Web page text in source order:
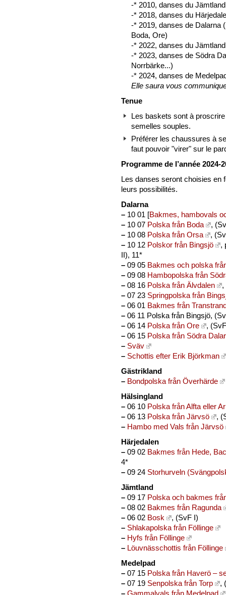
-* 2010, danses du
-* 2018, danses du
-* 2019, danses de Dalarna
Boda, Ore)
-* 2022, danses du
-* 2023, danses de Södra
Norrbärke...)
-* 2024, danses de
Elle saura vous
Tenue
Les baskets sont à
semelles souples.
Préférer les chaussures à
faut pouvoir "virer" sur le
Programme de l’année 2024-
Les danses seront choisies en
leurs possibilités.
Dalarna
– 10 01 [Bakmes, hambovals
– 10 07 Polska från Boda
,
– 10 08 Polska från Orsa
,
– 10 12 Polskor från Bingsjö
,
II), 11*
– 09 05 Bakmes och polska
– 09 08 Hambopolska från
– 08 16 Polska från Älvdalen
,
– 07 23 Springpolska från
– 06 01 Bakmes från
– 06 11 Polska från Bingsjö,
– 06 14 Polska från Ore
,
– 06 15 Polska från Södra
– Sväv
– Schottis efter Erik Björkman
Gästrikland
– Bondpolska från Överhärde
Hälsingland
– 06 10 Polska från Alfta eller
– 06 13 Polska från Järvsö
,
– Hambo med Vals från Järvsö
Härjedalen
– 09 02 Bakmes från Hede,
4*
– 09 24 Storhurveln
Jämtland
– 09 17 Polska och bakmes
– 08 02 Bakmes från Ragunda
– 06 02 Bosk
, (SvF I)
– Shlakapolska från Föllinge
– Hyfs från Föllinge
– Löuvnässchottis från Föllinge
Medelpad
– 07 15 Polska från Haverö –
– 07 19 Senpolska från Torp
,